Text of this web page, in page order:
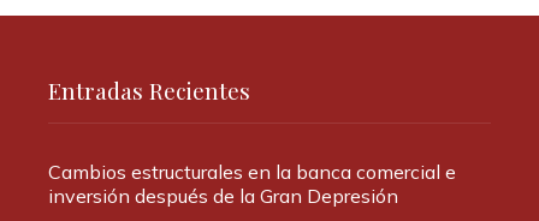
Entradas Recientes
Cambios estructurales en la banca comercial e
inversión después de la Gran Depresión